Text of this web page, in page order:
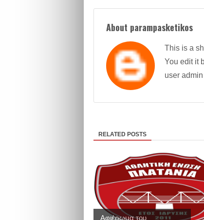
About parampasketikos
This is a
You edit it
user
RELATED POSTS
Αφιέρωμα του